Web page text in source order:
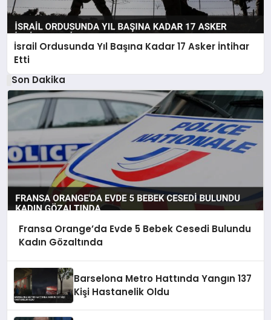
İsrail Ordusunda Yıl Başına Kadar 17 Asker İntihar
Etti
Son Dakika
Fransa Orange’da Evde 5 Bebek Cesedi Bulundu
Kadın Gözaltında
Barselona Metro Hattında Yangın 137
Kişi Hastanelik Oldu